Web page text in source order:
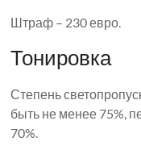
Штраф – 230 евро.
Тонировка
Степень
быть не менее 75%,
70%.